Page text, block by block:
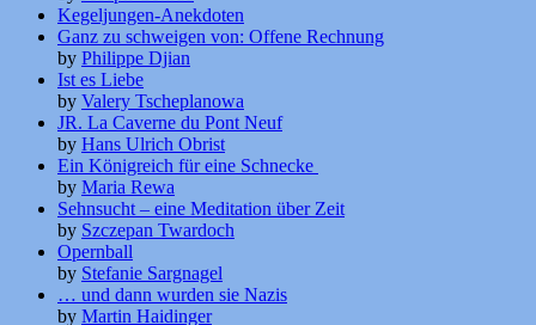
Kegeljungen-Anekdoten
Ganz zu schweigen von: Offene Rechnung
by Philippe Djian
Ist es Liebe
by Valery Tscheplanowa
JR. La Caverne du Pont Neuf
by Hans Ulrich Obrist
Ein Königreich für eine Schnecke
by Maria Rewa
Sehnsucht – eine Meditation über Zeit
by Szczepan Twardoch
Opernball
by Stefanie Sargnagel
… und dann wurden sie Nazis
by Martin Haidinger